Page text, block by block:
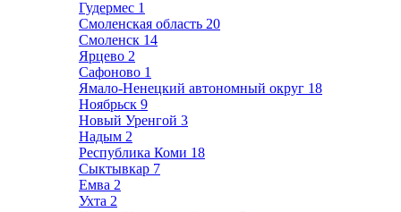
Гудермес 1
Смоленская область 20
Смоленск 14
Ярцево 2
Сафоново 1
Ямало-Ненецкий автономный округ 18
Ноябрьск 9
Новый Уренгой 3
Надым 2
Республика Коми 18
Сыктывкар 7
Емва 2
Ухта 2